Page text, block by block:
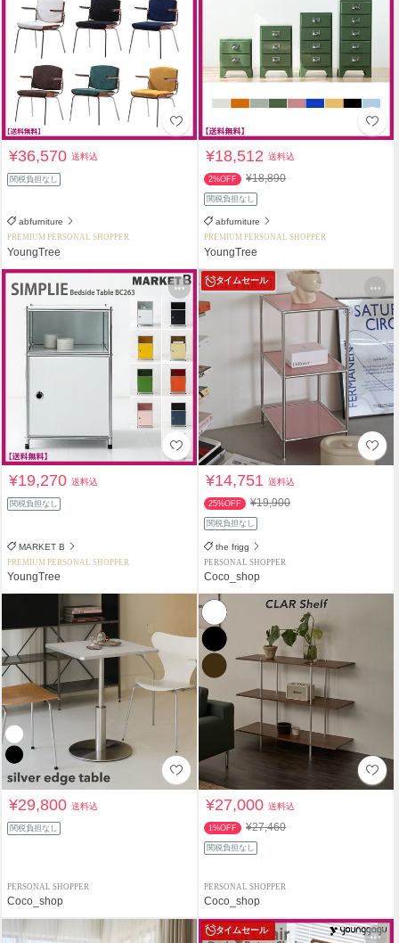
¥36,570送料込
関税負担なし
abfurniture
PREMIUM PERSONAL SHOPPER
YoungTree
¥18,512送料込
2%OFF ¥18,890
関税負担なし
abfurniture
PREMIUM PERSONAL SHOPPER
YoungTree
¥19,270送料込
関税負担なし
MARKET B
PREMIUM PERSONAL SHOPPER
YoungTree
タイムセール
¥14,751送料込
25%OFF ¥19,900
関税負担なし
the frigg
PERSONAL SHOPPER
Coco_shop
¥29,800送料込
関税負担なし
PERSONAL SHOPPER
Coco_shop
¥27,000送料込
1%OFF ¥27,460
関税負担なし
PERSONAL SHOPPER
Coco_shop
タイムセール